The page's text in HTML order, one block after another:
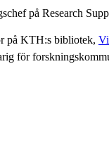
på Research
på KTH:s bibliotek,
för